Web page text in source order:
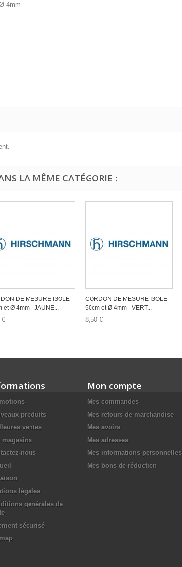
4mm
LA MÊME CATÉGORIE :
DE MESURE ISOLE
et Ø 4mm - JAUNE...
€
CORDON DE MESURE ISOLE
50cm et Ø 4mm - VERT...
8,50 €
produits
ventes
magasins
nous
légales
générales de
sécurisé
Mon compte
Mes commandes
Mes retours de marchandise
Mes avoirs
Mes adresses
Mes informations personnelles
Mes bons de réduction